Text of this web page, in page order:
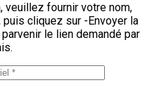
veuillez fournir votre nom,
cliquez sur -Envoyer la
le lien demandé par